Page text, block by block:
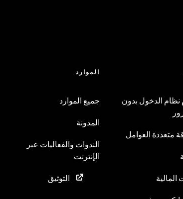
نظام الدخول بدون
متعددة العوامل
المالية
الموارد
جميع الموارد
المدونة
الندوات والفعاليات عبر
الإنترنت
التوثيق